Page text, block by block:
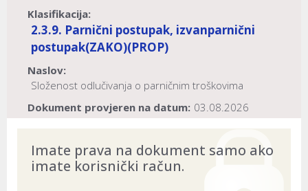
Klasifikacija:
2.3.9. Parnični postupak, izvanparnični
postupak(ZAKO)(PROP)
Naslov:
Složenost odlučivanja o parničnim troškovima
Dokument provjeren na datum: 03.08.2026
Imate prava na dokument samo ako
imate korisnički račun.